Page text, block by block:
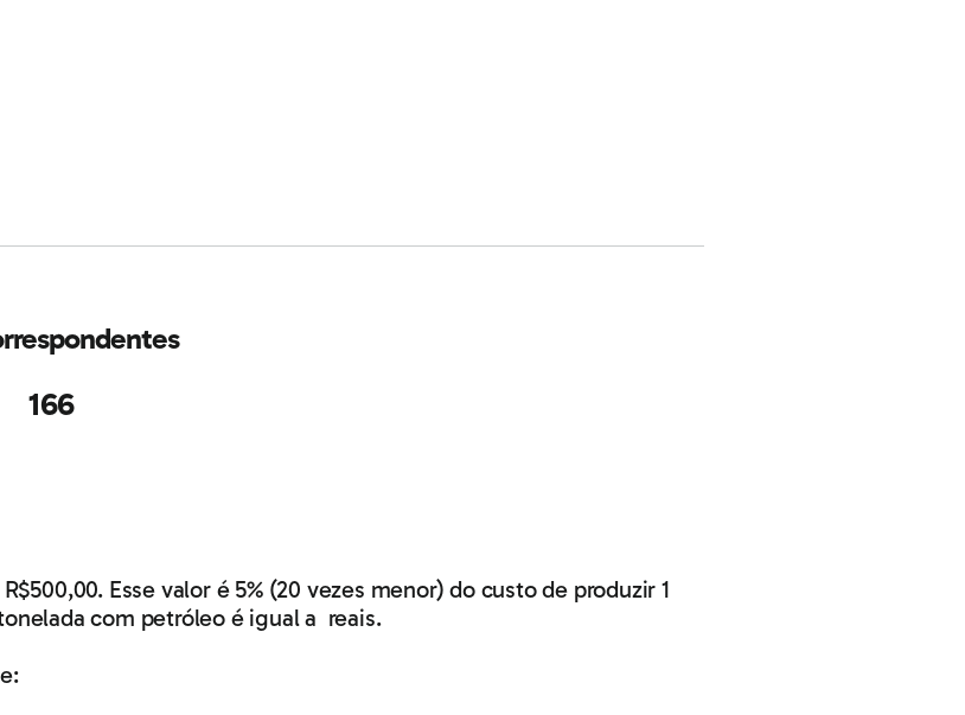
166
Esse valor é 5% (20 vezes menor) do custo de produzir 1
com petróleo é igual a reais.